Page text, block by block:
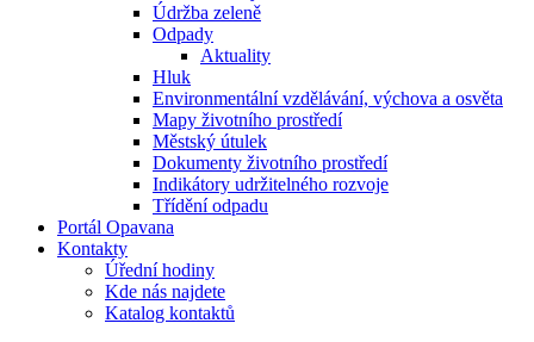
Údržba zeleně
Odpady
Aktuality
Hluk
Environmentální vzdělávání, výchova a osvěta
Mapy životního prostředí
Městský útulek
Dokumenty životního prostředí
Indikátory udržitelného rozvoje
Třídění odpadu
Portál Opavana
Kontakty
Úřední hodiny
Kde nás najdete
Katalog kontaktů